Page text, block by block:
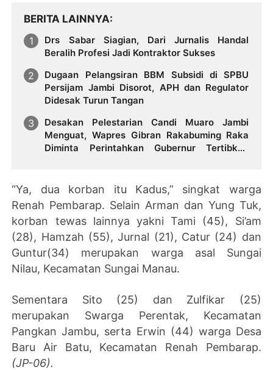
BERITA LAINNYA
Drs Sabar Siagian, Dari Jurnalis Handal
Beralih Profesi Jadi Kontraktor Sukses
Dugaan Pelangsiran BBM Subsidi di SPBU
Persijam Jambi Disorot, APH dan Regulator
Didesak Turun Tangan
Desakan Pelestarian Candi Muaro Jambi
Menguat, Wapres Gibran Rakabuming Raka
Diminta Perintahkan Gubernur Tertibkan
“Ya, dua korban itu Kadus,” singkat warga
Renah Pembarap. Selain Arman dan Yung Tuk,
korban tewas lainnya yakni Tami (45), Si’am
(28), Hamzah (55), Jurnal (21), Catur (24) dan
Guntur(34) merupakan warga asal Sungai
Nilau, Kecamatan Sungai Manau.
Sementara Sito (25) dan Zulfikar (25)
merupakan Swarga Perentak, Kecamatan
Pangkan Jambu, serta Erwin (44) warga Desa
Baru Air Batu, Kecamatan Renah Pembarap.
(JP-06).